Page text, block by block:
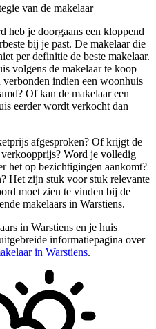
van de makelaar
heb je doorgaans een kloppend
bij je past. De makelaar die
per definitie de beste makelaar.
volgens de makelaar te koop
verbonden indien een woonhuis
Of kan de makelaar een
eerder wordt verkocht dan
afgesproken? Of krijgt de
verkoopprijs? Word je volledig
het op bezichtigingen aankomt?
Het zijn stuk voor stuk relevante
moet zien te vinden bij de
makelaars in Warstiens.
in Warstiens en je huis
informatiepagina over
in Warstiens.